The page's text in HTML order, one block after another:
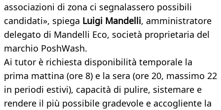
associazioni di zona ci segnalassero possibili
candidati», spiega Luigi Mandelli, amministratore
delegato di Mandelli Eco, società proprietaria del
marchio PoshWash.
Ai tutor è richiesta disponibilità temporale la
prima mattina (ore 8) e la sera (ore 20, massimo 22
in periodi estivi), capacità di pulire, sistemare e
rendere il più possibile gradevole e accogliente la